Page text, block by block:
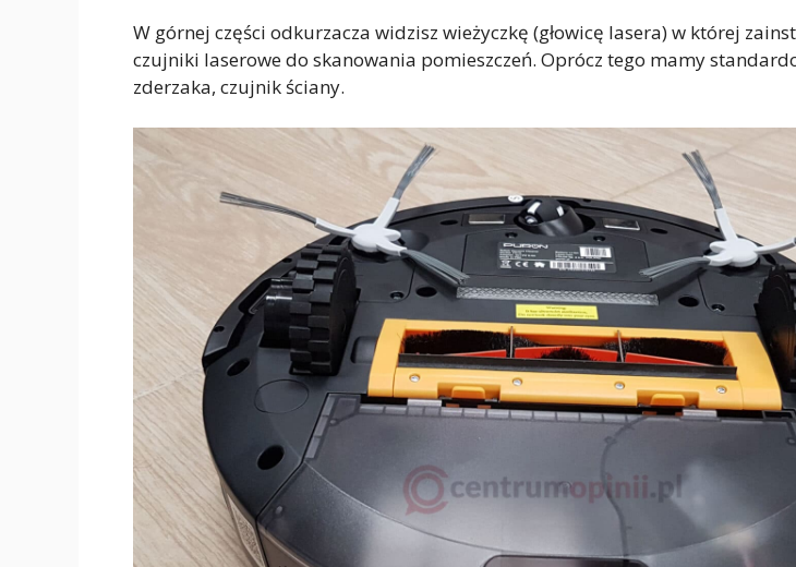
W górnej części odkurzacza widzisz wieżyczkę (głowicę lasera) w której
czujniki laserowe do skanowania pomieszczeń. Oprócz tego mamy
zderzaka, czujnik ściany.